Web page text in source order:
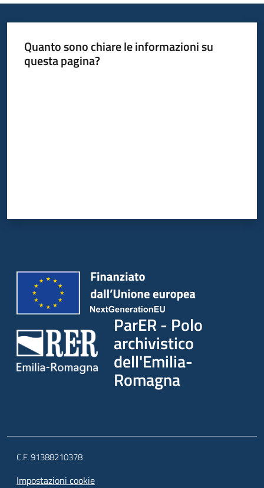
Quanto sono chiare le informazioni su
questa pagina?
ParER - Polo
archivistico
dell'Emilia-
Romagna
C.F. 91388210378
Impostazioni cookie